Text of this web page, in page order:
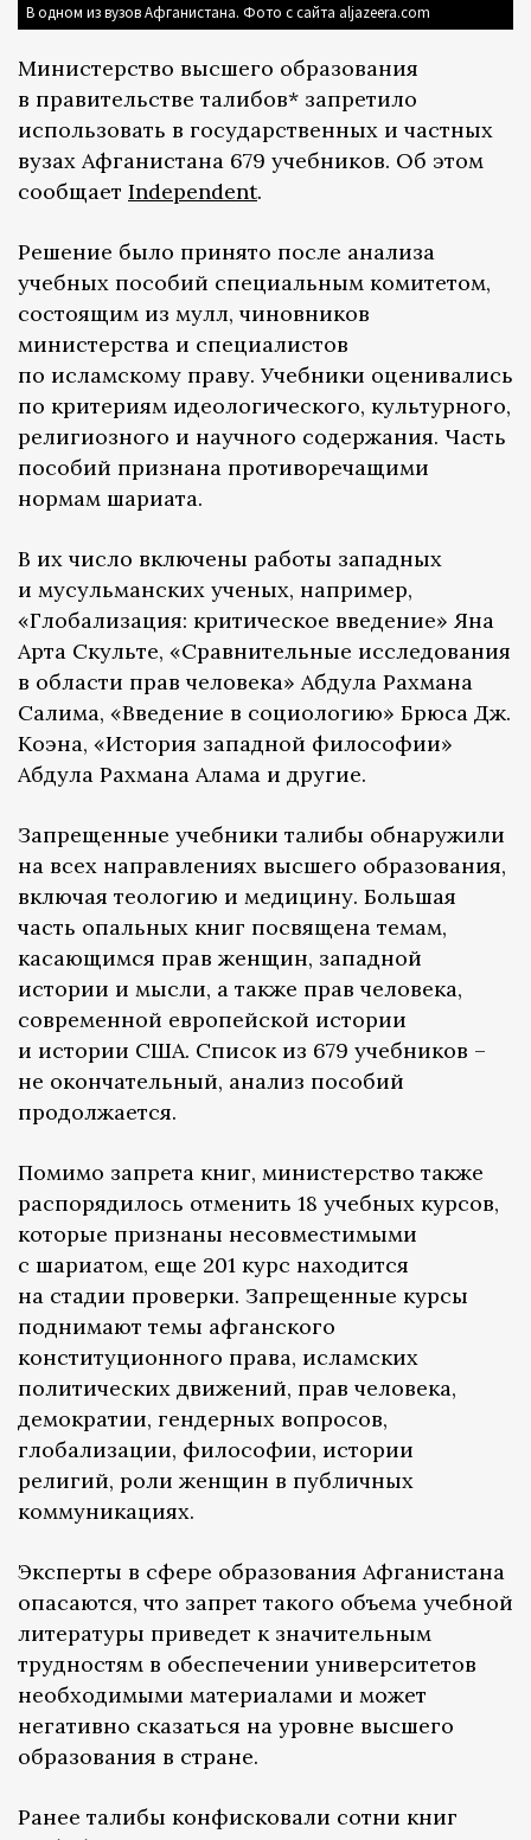
В одном из вузов Афганистана. Фото с сайта aljazeera.com
Министерство высшего образования
в правительстве талибов* запретило
использовать в государственных и частных
вузах Афганистана 679 учебников. Об этом
сообщает Independent.
Решение было принято после анализа
учебных пособий специальным комитетом,
состоящим из мулл, чиновников
министерства и специалистов
по исламскому праву. Учебники оценивались
по критериям идеологического, культурного,
религиозного и научного содержания. Часть
пособий признана противоречащими
нормам шариата.
В их число включены работы западных
и мусульманских ученых, например,
«Глобализация: критическое введение» Яна
Арта Скульте, «Сравнительные исследования
в области прав человека» Абдула Рахмана
Салима, «Введение в социологию» Брюса Дж.
Коэна, «История западной философии»
Абдула Рахмана Алама и другие.
Запрещенные учебники талибы обнаружили
на всех направлениях высшего образования,
включая теологию и медицину. Большая
часть опальных книг посвящена темам,
касающимся прав женщин, западной
истории и мысли, а также прав человека,
современной европейской истории
и истории США. Список из 679 учебников –
не окончательный, анализ пособий
продолжается.
Помимо запрета книг, министерство также
распорядилось отменить 18 учебных курсов,
которые признаны несовместимыми
с шариатом, еще 201 курс находится
на стадии проверки. Запрещенные курсы
поднимают темы афганского
конституционного права, исламских
политических движений, прав человека,
демократии, гендерных вопросов,
глобализации, философии, истории
религий, роли женщин в публичных
коммуникациях.
Эксперты в сфере образования Афганистана
опасаются, что запрет такого объема учебной
литературы приведет к значительным
трудностям в обеспечении университетов
необходимыми материалами и может
негативно сказаться на уровне высшего
образования в стране.
Ранее талибы конфисковали сотни книг